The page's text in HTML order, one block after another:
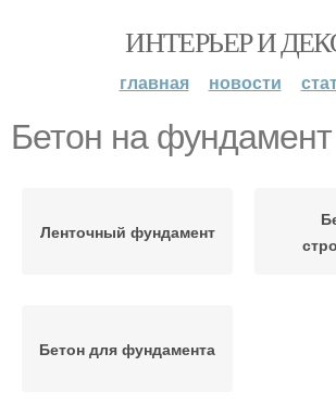
ИНТЕРЬЕР И
главная новости
Бетон на фундамент
Ленточный фундамент
Бетон для фундамента